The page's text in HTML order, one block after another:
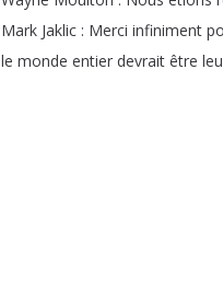
Mark Jaklic : Merci infiniment
le monde entier devrait être